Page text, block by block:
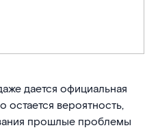
дается официальная
остается вероятность,
прошлые проблемы